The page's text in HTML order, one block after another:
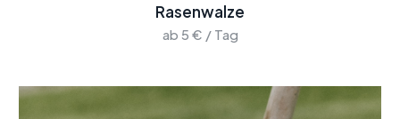
Rasenwalze
ab 5 € / Tag